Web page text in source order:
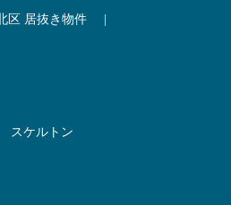
区 居抜き物件
スケルトン